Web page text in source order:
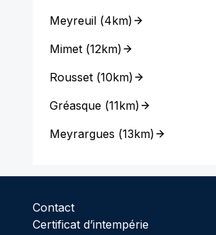
Meyreuil(4km)
Mimet(12km)
Rousset(10km)
Gréasque(11km)
Meyrargues (13km)
Contact
Certificat d’intempérie